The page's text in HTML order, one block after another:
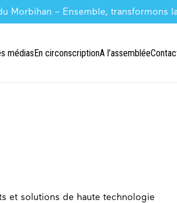
Morbihan – Ensemble, transformons
médiasEn circonscriptionA l’assemblée
et solutions de haute technologie